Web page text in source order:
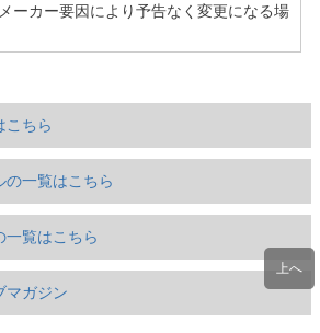
ーカー要因により予告なく変更になる場
こちら
の一覧はこちら
一覧はこちら
マガジン